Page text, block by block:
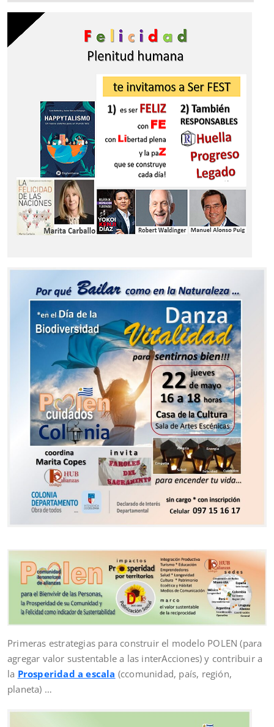
Primeras estrategias para construir el modelo POLEN (para
agregar valor sustentable a las interAcciones) y contribuir a
la Prosperidad a escala (ccomunidad, país, región,
planeta) …